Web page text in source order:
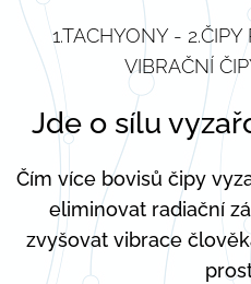
1.TACHYONY -
VIBRAČNÍ
Jde o sílu
Čím více bovisů čipy
eliminovat radiační
zvyšovat vibrace